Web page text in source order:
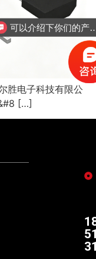
胜电子科技有限公
[…]
可以介绍下你